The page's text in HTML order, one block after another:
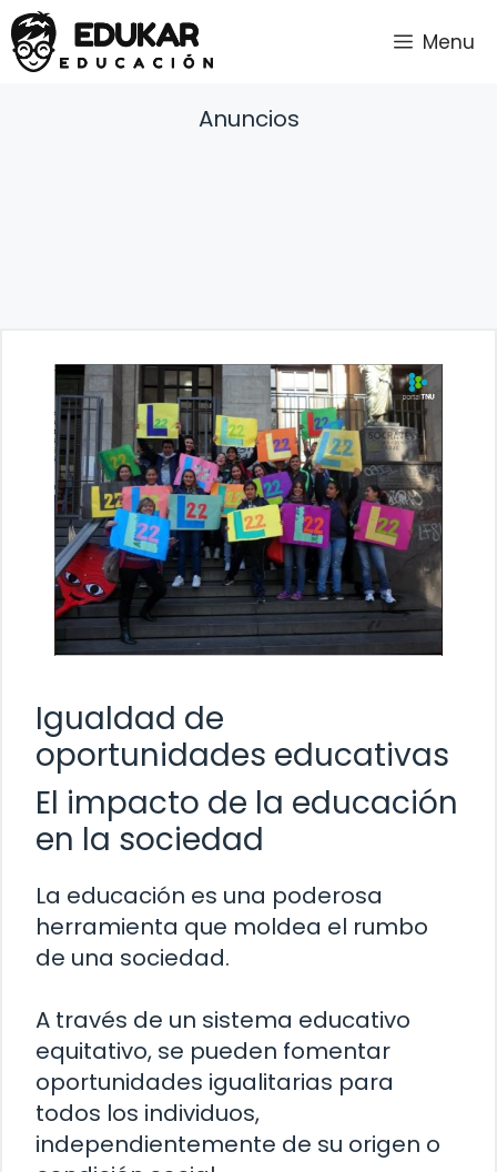
Saltar
al
contenido
Menu
Anuncios
Igualdad de
oportunidades educativas
El impacto de la educación
en la sociedad
La educación es una poderosa
herramienta que moldea el rumbo
de una sociedad.
A través de un sistema educativo
equitativo, se pueden fomentar
oportunidades igualitarias para
todos los individuos,
independientemente de su origen o